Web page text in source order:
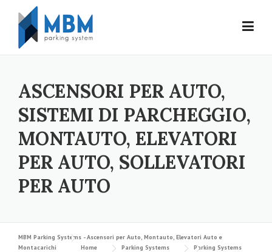
Skip to content
ASCENSORI PER AUTO,
SISTEMI DI PARCHEGGIO,
MONTAUTO, ELEVATORI
PER AUTO, SOLLEVATORI
PER AUTO
MBM Parking Systems - Ascensori per Auto, Montauto, Elevatori Auto e
Montacarichi
Home Parking Systems
Parking Systems